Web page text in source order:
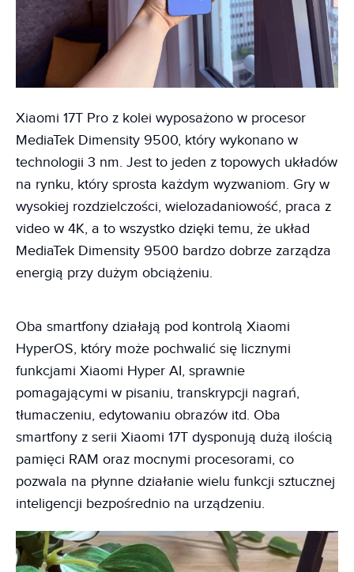
Xiaomi 17T Pro z kolei wyposażono w procesor
MediaTek Dimensity 9500, który wykonano w
technologii 3 nm. Jest to jeden z topowych układów
na rynku, który sprosta każdym wyzwaniom. Gry w
wysokiej rozdzielczości, wielozadaniowość, praca z
video w 4K, a to wszystko dzięki temu, że układ
MediaTek Dimensity 9500 bardzo dobrze zarządza
energią przy dużym obciążeniu.
Oba smartfony działają pod kontrolą Xiaomi
HyperOS, który może pochwalić się licznymi
funkcjami Xiaomi Hyper AI, sprawnie
pomagającymi w pisaniu, transkrypcji nagrań,
tłumaczeniu, edytowaniu obrazów itd. Oba
smartfony z serii Xiaomi 17T dysponują dużą ilością
pamięci RAM oraz mocnymi procesorami, co
pozwala na płynne działanie wielu funkcji sztucznej
inteligencji bezpośrednio na urządzeniu.